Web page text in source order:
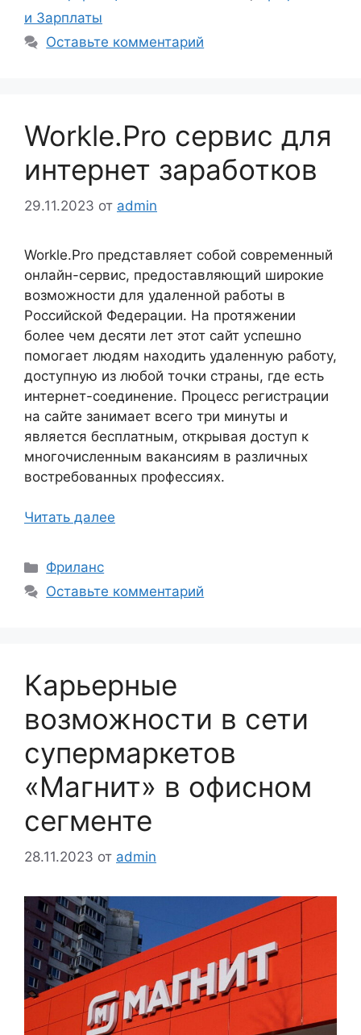
и Зарплаты
Оставьте комментарий
Workle.Pro сервис для
интернет заработков
29.11.2023 от admin
Workle.Pro представляет собой современный
онлайн-сервис, предоставляющий широкие
возможности для удаленной работы в
Российской Федерации. На протяжении
более чем десяти лет этот сайт успешно
помогает людям находить удаленную работу,
доступную из любой точки страны, где есть
интернет-соединение. Процесс регистрации
на сайте занимает всего три минуты и
является бесплатным, открывая доступ к
многочисленным вакансиям в различных
востребованных профессиях.
Читать далее
Рубрики
Фриланс
Оставьте комментарий
Карьерные
возможности в сети
супермаркетов
«Магнит» в офисном
сегменте
28.11.2023 от admin